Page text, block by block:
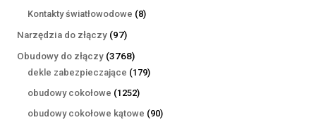
produktów
Kontakty światłowodowe 88
Narzędzia do złączy 9797
produktów
Obudowy do złączy 37683768
produktów
dekle zabezpieczające 179179
obudowy cokołowe 12521252
produkty
obudowy cokołowe kątowe 9090